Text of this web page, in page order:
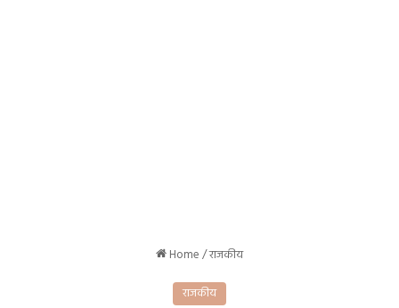
Home/राजकीय
राजकीय